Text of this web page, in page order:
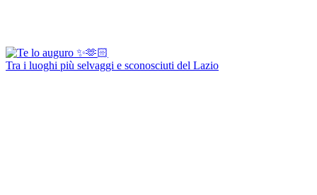
Tra i luoghi più selvaggi e sconosciuti del Lazio